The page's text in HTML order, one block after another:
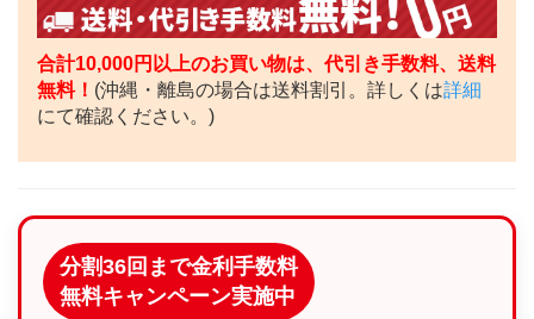
合計10,000円以上のお買い物は、代引き手数料、送料
無料！ (沖縄・離島の場合は送料割引。詳しくは詳細
にて確認ください。)
分割36回まで金利手数料
無料キャンペーン実施中